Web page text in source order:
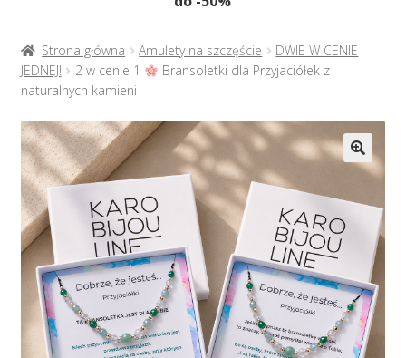
Bransoletki
Rozwiń
Na prezent
menu
Strona główna Amulety na szczęście
DWIE W CENIE
JEDNEJ!
2 w cenie 1
Bransoletki dla Przyjaciółek z
naturalnych kamieni